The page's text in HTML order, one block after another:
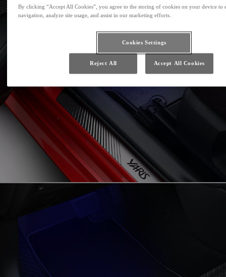
By clicking “Accept All Cookies”, you agree to the storing of cookies on your device to
navigation, analyze site usage, and assist in our marketing efforts.
Cookies Settings
Reject All Accept All Cookies